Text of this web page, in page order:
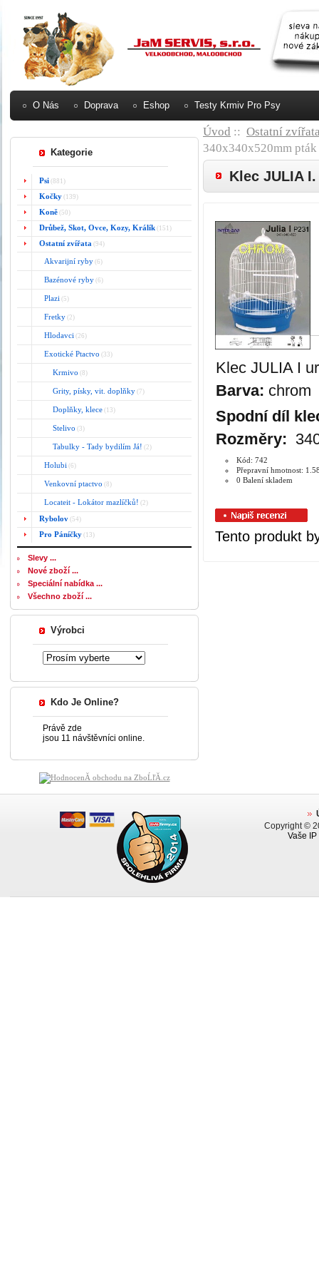
O Nás Doprava Eshop Testy Krmiv Pro Psy
Kategorie
Psi (881)
Kočky (139)
Koně (50)
Drůbež, Skot, Ovce, Kozy, Králík (151)
Ostatní zvířata (94)
Akvarijní ryby (6)
Bazénové ryby (6)
Plazi (5)
Fretky (2)
Hlodavci (26)
Exotické Ptactvo (33)
Krmivo (8)
Grity, písky, vit. doplňky (7)
Doplňky, klece (13)
Stelivo (3)
Tabulky - Tady bydilím Já! (2)
Holubi (6)
Venkovní ptactvo (8)
Locateit - Lokátor mazlíčků! (2)
Rybolov (54)
Pro Páníčky (13)
Slevy ...
Nové zboží ...
Speciální nabídka ...
Všechno zboží ...
Výrobci
Kdo Je Online?
Právě zde
jsou 11 návštěvníci online.
Úvod :: Ostatní
340x340x520mm pták
Klec JULIA
Klec JULIA I
Barva: chrom
Spodní díl
Rozměry:
Kód: 742
Přepravní hmotnost:
0 Balení skladem
Tento produkt
Copyright ©
Vaše